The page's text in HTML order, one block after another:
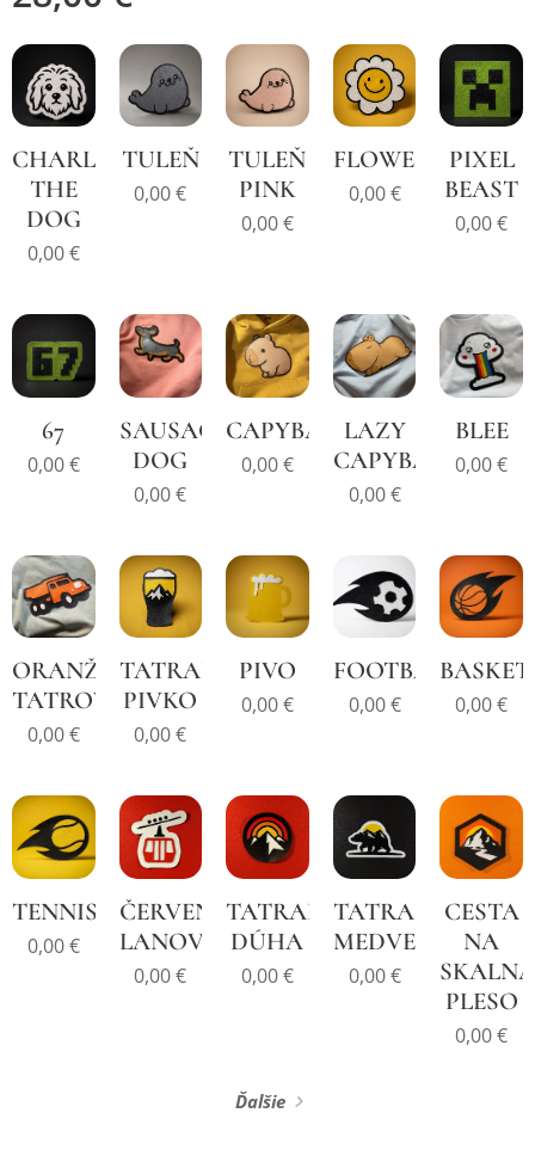
CHARLIE
THE
DOG
0,00€
TULEŇ
0,00€
TULEŇ
PINK
0,00€
FLOWER
0,00€
PIXEL
BEAST
0,00€
67
0,00€
SAUSAGE
DOG
0,00€
CAPYBARA
0,00€
LAZY
CAPYBARA
0,00€
BLEE
0,00€
ORANŽOVÁ
TATROVKA
0,00€
TATRANSKÉ
PIVKO
0,00€
PIVO
0,00€
FOOTBALL
0,00€ 0,00€
TENNIS
0,00€
ČERVENÁ
LANOVKA
0,00€
TATRANSKÁ
DÚHA
0,00€
TATRANSKÝ
MEDVEĎ
0,00€
CESTA
NA
PLESO
0,00€
Ďalšie